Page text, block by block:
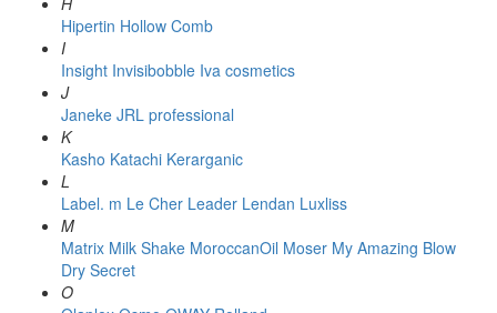
Hipertin Hollow Comb
I
Insight Invisibobble Iva cosmetics
J
Janeke JRL professional
K
Kasho Katachi Kerarganic
L
Label. m Le Cher Leader Lendan Luxliss
M
Matrix Milk Shake MoroccanOil Moser My Amazing Blow
Dry Secret
O